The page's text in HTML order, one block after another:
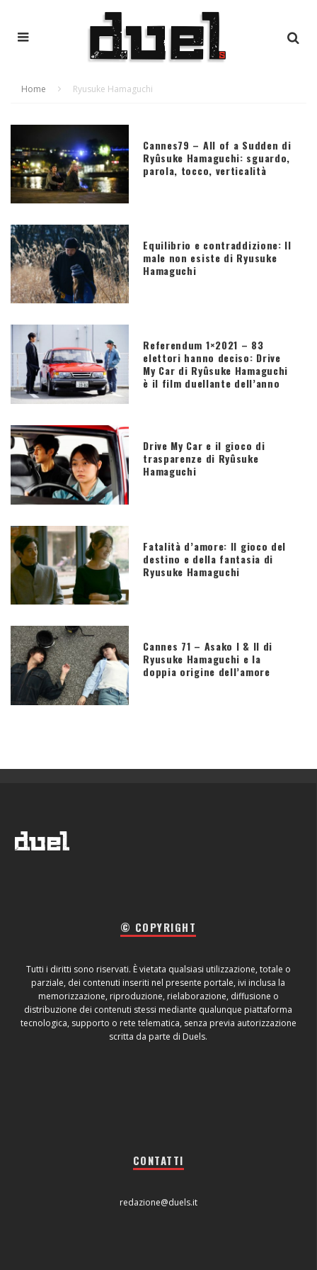
Home Ryusuke Hamaguchi
Cannes79 – All of a Sudden di
Ryûsuke Hamaguchi: sguardo,
parola, tocco, verticalità
Equilibrio e contraddizione: Il
male non esiste di Ryusuke
Hamaguchi
Referendum 1×2021 – 83
elettori hanno deciso: Drive
My Car di Ryûsuke Hamaguchi
è il film duellante dell’anno
Drive My Car e il gioco di
trasparenze di Ryûsuke
Hamaguchi
Fatalità d’amore: Il gioco del
destino e della fantasia di
Ryusuke Hamaguchi
Cannes 71 – Asako I & II di
Ryusuke Hamaguchi e la
doppia origine dell’amore
© COPYRIGHT
Tutti i diritti sono riservati. È vietata qualsiasi utilizzazione, totale o
parziale, dei contenuti inseriti nel presente portale, ivi inclusa la
memorizzazione, riproduzione, rielaborazione, diffusione o
distribuzione dei contenuti stessi mediante qualunque piattaforma
tecnologica, supporto o rete telematica, senza previa autorizzazione
scritta da parte di Duels.
CONTATTI
redazione@duels.it